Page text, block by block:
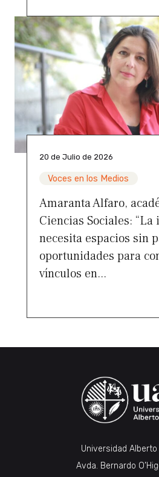
20 de Julio de 2026
Voces en los Medios
Amaranta Alfaro,
Ciencias Sociales: “La
necesita espacios sin
oportunidades para
vínculos en...
Universidad
Avda. Bernardo